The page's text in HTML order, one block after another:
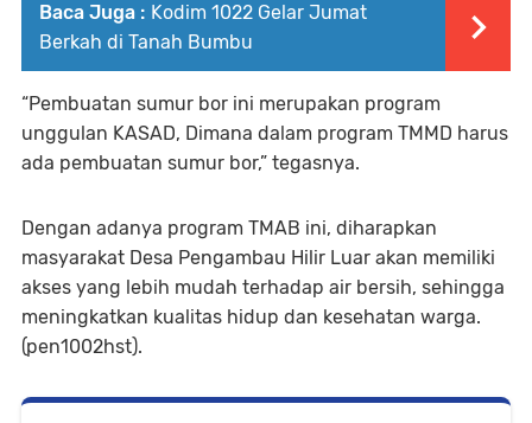
Baca Juga : Kodim 1022 Gelar Jumat
Berkah di Tanah Bumbu
“Pembuatan sumur bor ini merupakan program
unggulan KASAD, Dimana dalam program TMMD harus
ada pembuatan sumur bor,” tegasnya.
Dengan adanya program TMAB ini, diharapkan
masyarakat Desa Pengambau Hilir Luar akan memiliki
akses yang lebih mudah terhadap air bersih, sehingga
meningkatkan kualitas hidup dan kesehatan warga.
(pen1002hst).